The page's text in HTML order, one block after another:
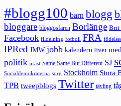
#blogg100 barn blogg
bloggare bloggosfären Borlänge Brit
Facebook fildelning fotboll FRA
IPRed JMW jobb kalendern livet
politik präst Same Same But Different SJ
Socialdemokraterna sorg Stockholm Stora
TPB tweepblogs Twitter tävling